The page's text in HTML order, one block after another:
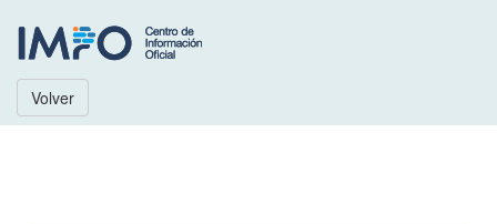
Volver